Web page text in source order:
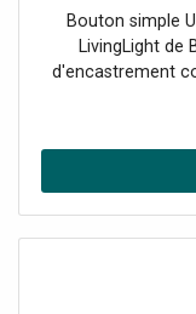
Bouton simple
LivingLight de
d'encastrement
V jusqu'à un
à-dire qu'il peut
smartphones.
scénarios, de
requiseLED